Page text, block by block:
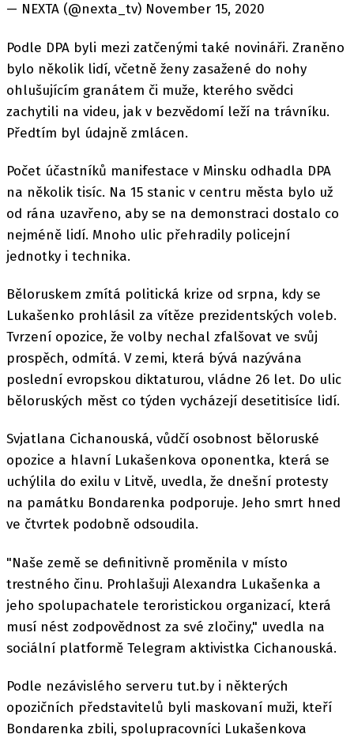
— NEXTA (@nexta_tv) November 15, 2020
Podle DPA byli mezi zatčenými také novináři. Zraněno
bylo několik lidí, včetně ženy zasažené do nohy
ohlušujícím granátem či muže, kterého svědci
zachytili na videu, jak v bezvědomí leží na trávníku.
Předtím byl údajně zmlácen.
Počet účastníků manifestace v Minsku odhadla DPA
na několik tisíc. Na 15 stanic v centru města bylo už
od rána uzavřeno, aby se na demonstraci dostalo co
nejméně lidí. Mnoho ulic přehradily policejní
jednotky i technika.
Běloruskem zmítá politická krize od srpna, kdy se
Lukašenko prohlásil za vítěze prezidentských voleb.
Tvrzení opozice, že volby nechal zfalšovat ve svůj
prospěch, odmítá. V zemi, která bývá nazývána
poslední evropskou diktaturou, vládne 26 let. Do ulic
běloruských měst co týden vycházejí desetitisíce lidí.
Svjatlana Cichanouská, vůdčí osobnost běloruské
opozice a hlavní Lukašenkova oponentka, která se
uchýlila do exilu v Litvě, uvedla, že dnešní protesty
na památku Bondarenka podporuje. Jeho smrt hned
ve čtvrtek podobně odsoudila.
"Naše země se definitivně proměnila v místo
trestného činu. Prohlašuji Alexandra Lukašenka a
jeho spolupachatele teroristickou organizací, která
musí nést zodpovědnost za své zločiny," uvedla na
sociální platformě Telegram aktivistka Cichanouská.
Podle nezávislého serveru tut.by i některých
opozičních představitelů byli maskovaní muži, kteří
Bondarenka zbili, spolupracovníci Lukašenkova